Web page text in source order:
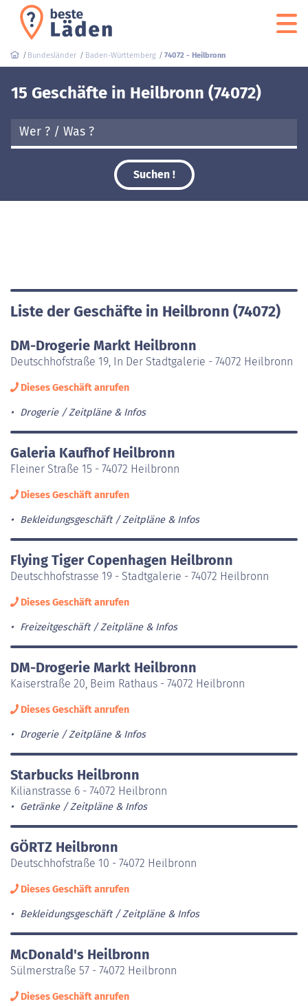
Bundesländer Baden-Württemberg 74072 - Heilbronn
15 Geschäfte in Heilbronn (74072)
Suchen !
Liste der Geschäfte in Heilbronn (74072)
DM-Drogerie Markt Heilbronn
Deutschhofstraße 19, In Der Stadtgalerie - 74072 Heilbronn
Dieses Geschäft anrufen
Drogerie Zeitpläne & Infos
Galeria Kaufhof Heilbronn
Fleiner Straße 15 - 74072 Heilbronn
Dieses Geschäft anrufen
Bekleidungsgeschäft Zeitpläne & Infos
Flying Tiger Copenhagen Heilbronn
Deutschhofstrasse 19 - Stadtgalerie - 74072 Heilbronn
Dieses Geschäft anrufen
Freizeitgeschäft Zeitpläne & Infos
DM-Drogerie Markt Heilbronn
Kaiserstraße 20, Beim Rathaus - 74072 Heilbronn
Dieses Geschäft anrufen
Drogerie Zeitpläne & Infos
Starbucks Heilbronn
Kilianstrasse 6 - 74072 Heilbronn
Getränke Zeitpläne & Infos
GÖRTZ Heilbronn
Deutschhofstraße 10 - 74072 Heilbronn
Dieses Geschäft anrufen
Bekleidungsgeschäft Zeitpläne & Infos
McDonald's Heilbronn
Sülmerstraße 57 - 74072 Heilbronn
Dieses Geschäft anrufen